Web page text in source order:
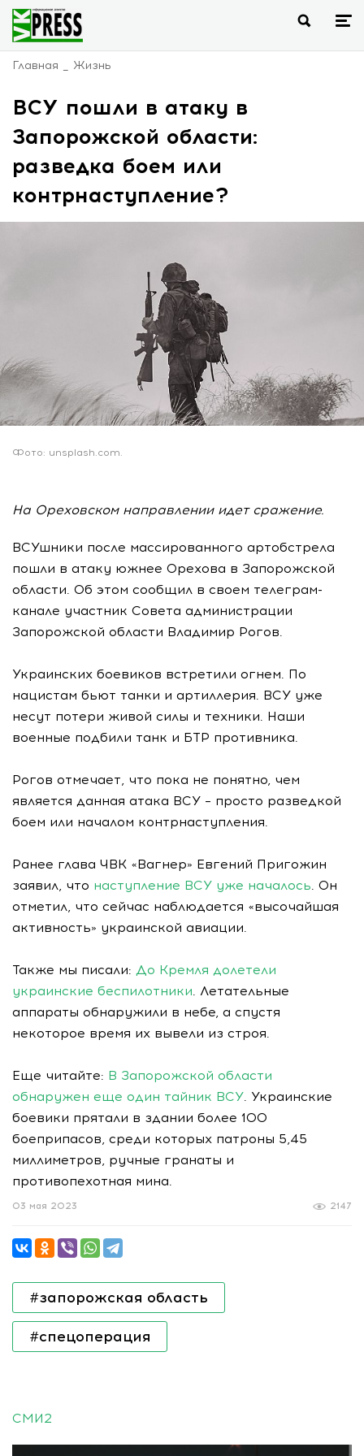
Главная Жизнь
ВСУ пошли в атаку в
Запорожской области:
разведка боем или
контрнаступление?
Фото: unsplash.com.
На Ореховском направлении идет сражение.
ВСУшники после массированного артобстрела
пошли в атаку южнее Орехова в Запорожской
области. Об этом сообщил в своем телеграм-
канале участник Совета администрации
Запорожской области Владимир Рогов.
Украинских боевиков встретили огнем. По
нацистам бьют танки и артиллерия. ВСУ уже
несут потери живой силы и техники. Наши
военные подбили танк и БТР противника.
Рогов отмечает, что пока не понятно, чем
является данная атака ВСУ – просто разведкой
боем или началом контрнаступления.
Ранее глава ЧВК «Вагнер» Евгений Пригожин
заявил, что наступление ВСУ уже началось. Он
отметил, что сейчас наблюдается «высочайшая
активность» украинской авиации.
Также мы писали: До Кремля долетели
украинские беспилотники. Летательные
аппараты обнаружили в небе, а спустя
некоторое время их вывели из строя.
Еще читайте: В Запорожской области
обнаружен еще один тайник ВСУ. Украинские
боевики прятали в здании более 100
боеприпасов, среди которых патроны 5,45
миллиметров, ручные гранаты и
противопехотная мина.
2147
03 мая 2023
#запорожская область
#спецоперация
СМИ2